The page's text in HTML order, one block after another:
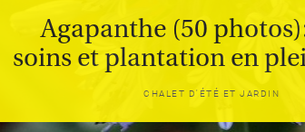
Agapanthe (50
soins et plantation en
CHALET D'ÉTÉ ET JARDIN